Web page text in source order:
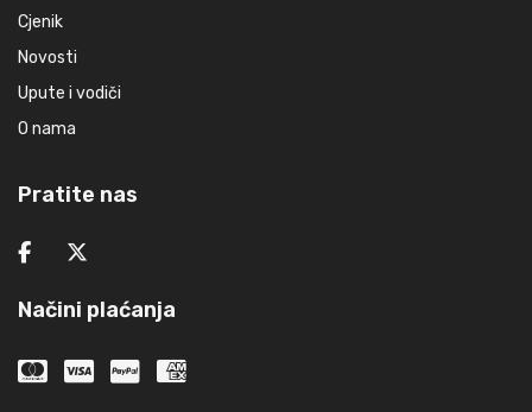
Cjenik
Novosti
Upute i vodiči
O nama
Pratite nas
Načini plaćanja